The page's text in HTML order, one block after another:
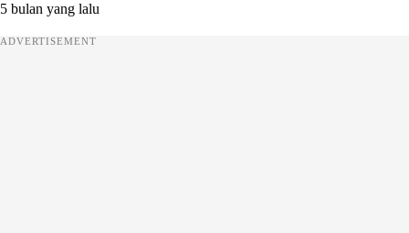
5 bulan yang lalu
ADVERTISEMENT